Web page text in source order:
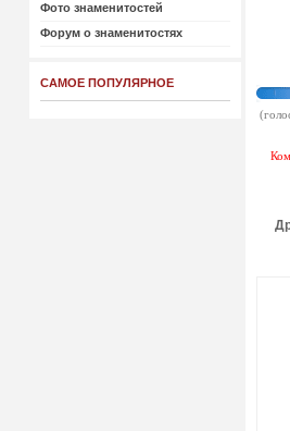
Фото знаменитостей
Форум о знаменитостях
САМОЕ ПОПУЛЯРНОЕ